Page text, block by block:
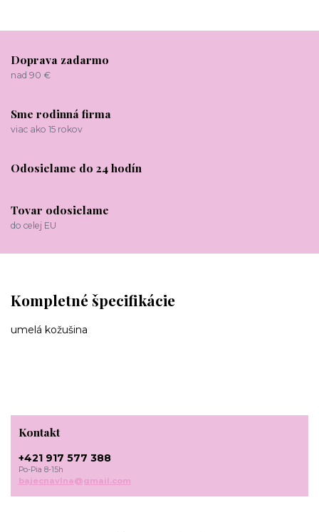
Doprava zadarmo
nad 90 €
Sme rodinná firma
viac ako 15 rokov
Odosielame do 24 hodín
Tovar odosielame
do celej EU
Kompletné špecifikácie
umelá kožušina
Kontakt
+421 917 577 388
Po-Pia 8-15h
bajecnavlna@gmail.com